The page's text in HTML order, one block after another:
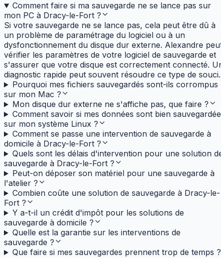
Comment faire si ma sauvegarde ne se lance pas sur
mon PC à Dracy-le-Fort ?
Si votre sauvegarde ne se lance pas, cela peut être dû à
un problème de paramétrage du logiciel ou à un
dysfonctionnement du disque dur externe. Alexandre
vérifier les paramètres de votre logiciel de sauvegarde et
s'assurer que votre disque est correctement connecté.
diagnostic rapide peut souvent résoudre ce type de souci.
Pourquoi mes fichiers sauvegardés sont-ils corrompus
sur mon Mac ?
Mon disque dur externe ne s'affiche pas, que faire ?
Comment savoir si mes données sont bien
sur mon système Linux ?
Comment se passe une intervention de sauvegarde à
domicile à Dracy-le-Fort ?
Quels sont les délais d'intervention pour une solution
sauvegarde à Dracy-le-Fort ?
Peut-on déposer son matériel pour une sauvegarde à
l'atelier ?
Combien coûte une solution de sauvegarde à Dracy-le-
Fort ?
Y a-t-il un crédit d'impôt pour les solutions de
sauvegarde à domicile ?
Quelle est la garantie sur les interventions de
sauvegarde ?
Que faire si mes sauvegardes prennent trop de temps ?